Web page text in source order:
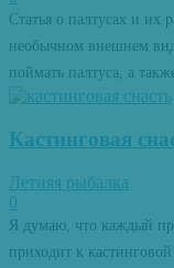
Статья о палтусах и их
необычном внешнем
поймать палтуса, а
Кастинговая
Летняя рыбалка
0
Я думаю, что каждый
приходит к